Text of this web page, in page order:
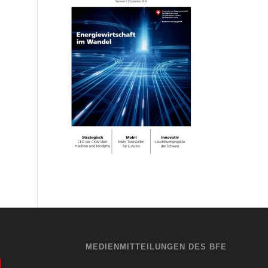
MEDIENMITTEILUNGEN DES BFE